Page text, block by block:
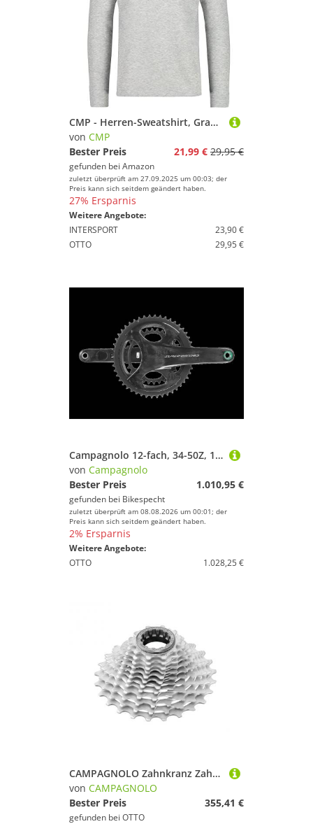
CMP - Herren-Sweatshirt, Grau Mel., XL
von CMP
Bester Preis
21,99 € 29,95 €
gefunden bei Amazon
zuletzt überprüft am 27.09.2025 um 00:03; der
Preis kann sich seitdem geändert haben.
27% Ersparnis
Weitere Angebote:
INTERSPORT
23,90 €
OTTO
29,95 €
Campagnolo 12-fach, 34-50Z, 175mm KRG SuperRecord ProT Carbon 12s
von Campagnolo
Bester Preis
1.010,95 €
gefunden bei Bikespecht
zuletzt überprüft am 08.08.2026 um 00:01; der
Preis kann sich seitdem geändert haben.
2% Ersparnis
Weitere Angebote:
OTTO
1.028,25 €
CAMPAGNOLO Zahnkranz Zahnkranz-Kassette Super Record 12s 10-27 Z.,12-fach, nur WRL Gruppen
von CAMPAGNOLO
Bester Preis
355,41 €
gefunden bei OTTO